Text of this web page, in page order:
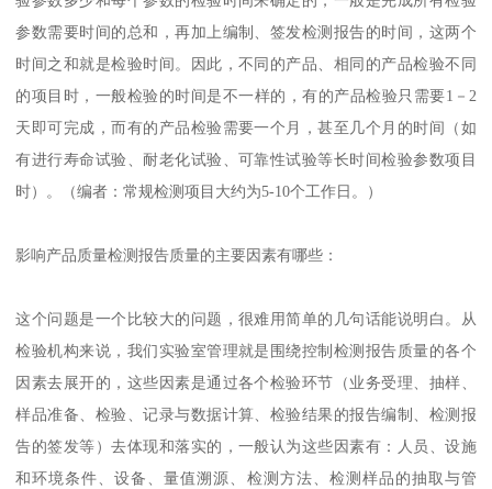
参数需要时间的总和，再加上编制、签发检测报告的时间，这两个
时间之和就是检验时间。因此，不同的产品、相同的产品检验不同
的项目时，一般检验的时间是不一样的，有的产品检验只需要1－2
天即可完成，而有的产品检验需要一个月，甚至几个月的时间（如
有进行寿命试验、耐老化试验、可靠性试验等长时间检验参数项目
时）。（编者：常规检测项目大约为5-10个工作日。）
影响产品质量检测报告质量的主要因素有哪些：
这个问题是一个比较大的问题，很难用简单的几句话能说明白。从
检验机构来说，我们实验室管理就是围绕控制检测报告质量的各个
因素去展开的，这些因素是通过各个检验环节（业务受理、抽样、
样品准备、检验、记录与数据计算、检验结果的报告编制、检测报
告的签发等）去体现和落实的，一般认为这些因素有：人员、设施
和环境条件、设备、量值溯源、检测方法、检测样品的抽取与管